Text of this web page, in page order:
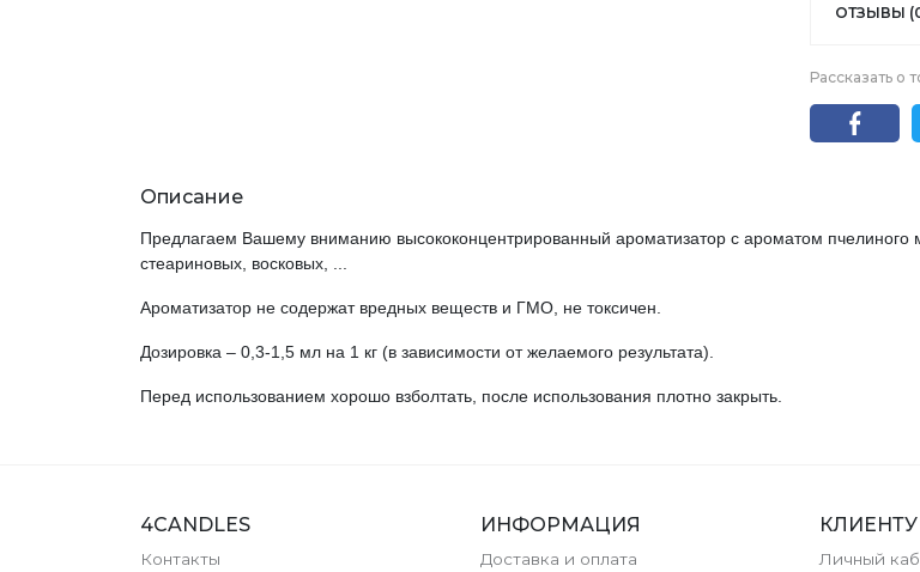
ОТЗЫВЫ
Рассказать о
Описание
Предлагаем Вашему вниманию высококонцентрированный ароматизатор с ароматом
стеариновых, восковых, ...
Ароматизатор не содержат вредных веществ и ГМО, не токсичен.
Дозировка – 0,3-1,5 мл на 1 кг (в зависимости от желаемого результата).
Перед использованием хорошо взболтать, после использования плотно закрыть.
4CANDLES
Контакты
ИНФОРМАЦИЯ
Доставка и оплата
КЛИЕНТУ
Личный